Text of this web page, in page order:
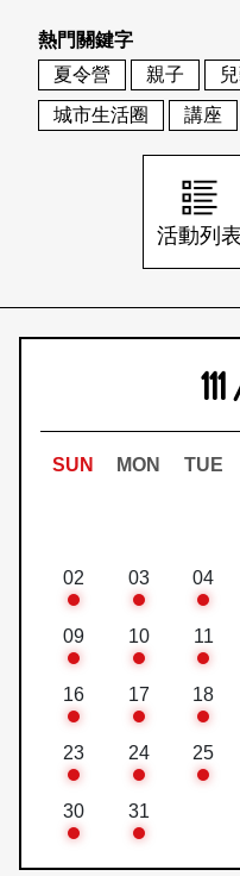
地圖搜尋
關於我們
刊物索取地點
會員基本資料
刊登活動
網站導覽
日本語
熱門關鍵字
夏令營
親子
城市生活圈
講座
活動列表
SUN MON TUE
02 03 04
09 10 11
16 17 18
23 24 25
30 31